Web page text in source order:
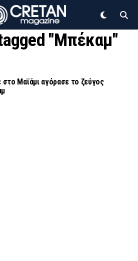
"Μπέκαμ"
στο Μαϊάμι αγόρασε το ζεύγος